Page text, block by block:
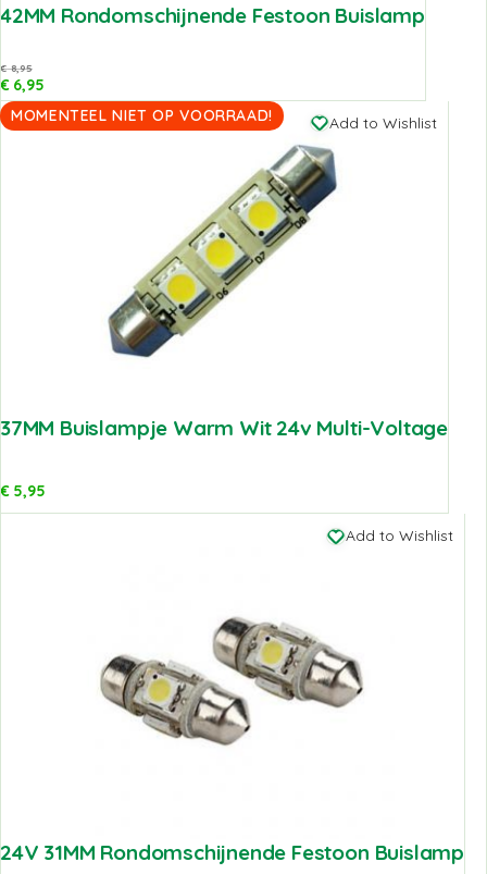
42MM Rondomschijnende Festoon Buislamp
€8,95
€6,95
MOMENTEEL NIET OP VOORRAAD!
Add to Wishlist
37MM Buislampje Warm Wit 24v Multi-Voltage
€5,95
Add to Wishlist
24V 31MM Rondomschijnende Festoon Buislamp